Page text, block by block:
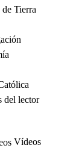
Tierra
del lector
Vídeos